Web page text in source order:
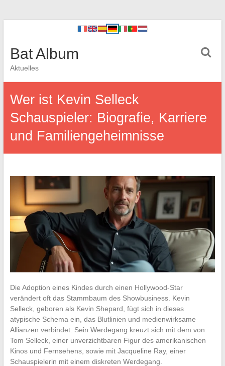
Bat Album
Aktuelles
Wer ist Kevin Selleck
Schauspieler: Biografie, Karriere
und Familiengeheimnisse
Die Adoption eines Kindes durch einen Hollywood-Star
verändert oft das Stammbaum des Showbusiness. Kevin
Selleck, geboren als Kevin Shepard, fügt sich in dieses
atypische Schema ein, das Blutlinien und medienwirksame
Allianzen verbindet. Sein Werdegang kreuzt sich mit dem von
Tom Selleck, einer unverzichtbaren Figur des amerikanischen
Kinos und Fernsehens, sowie mit Jacqueline Ray, einer
Schauspielerin mit einem diskreten Werdegang.